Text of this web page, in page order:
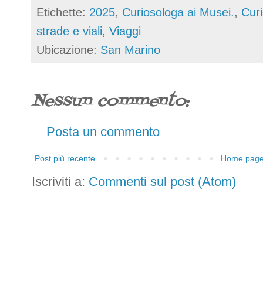
Etichette: 2025, Curiosologa ai Musei.,
strade e viali, Viaggi
Ubicazione: San Marino
Nessun commento:
Posta un commento
Post più recente Home
Iscriviti a: Commenti sul post (Atom)